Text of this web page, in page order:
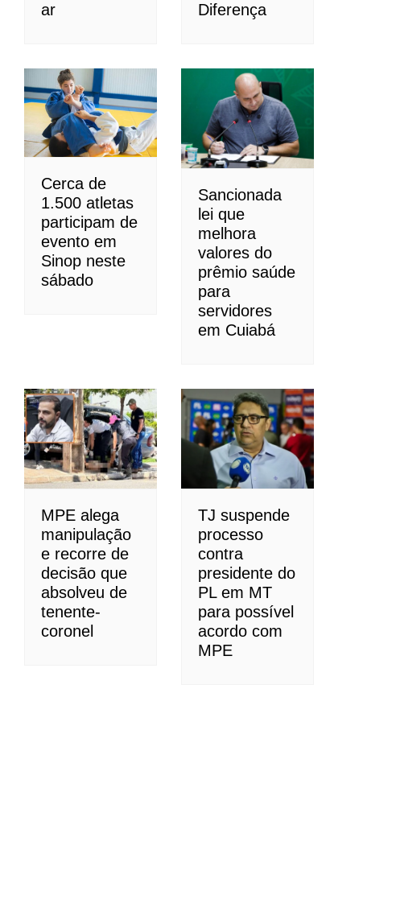
ar Diferença
Cerca de
1.500 atletas
participam de
evento em
Sinop neste
sábado
Sancionada
lei que
melhora
valores do
prêmio saúde
para
servidores
em Cuiabá
MPE alega
manipulação
e recorre de
decisão que
absolveu de
tenente-
coronel
TJ suspende
processo
contra
presidente do
PL em MT
para possível
acordo com
MPE